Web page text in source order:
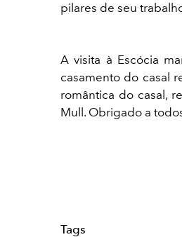
pilares de seu
A visita à Escócia
casamento do casal
romântica do casal,
Mull. Obrigado a
Tags